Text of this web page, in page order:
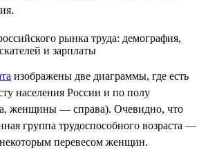
изображены две диаграммы, где есть
населения России и по полу
женщины — справа). Очевидно, что
группа трудоспособного возраста —
перевесом женщин.